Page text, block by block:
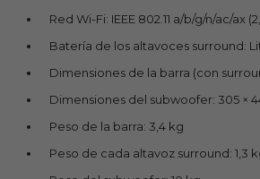
Red Wi-Fi: IEEE 802.11 a/b/g/n/ac/ax
Batería de los altavoces surround:
Dimensiones de la barra (con
Dimensiones del subwoofer: 305 ×
Peso de la barra: 3,4 kg
Peso de cada altavoz surround: 1,3